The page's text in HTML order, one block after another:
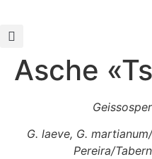
Asche
G. laeve, G.
Pereira/